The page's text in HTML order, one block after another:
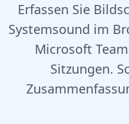
Erfassen Sie
Systemsound im
Microsoft
Sitzungen.